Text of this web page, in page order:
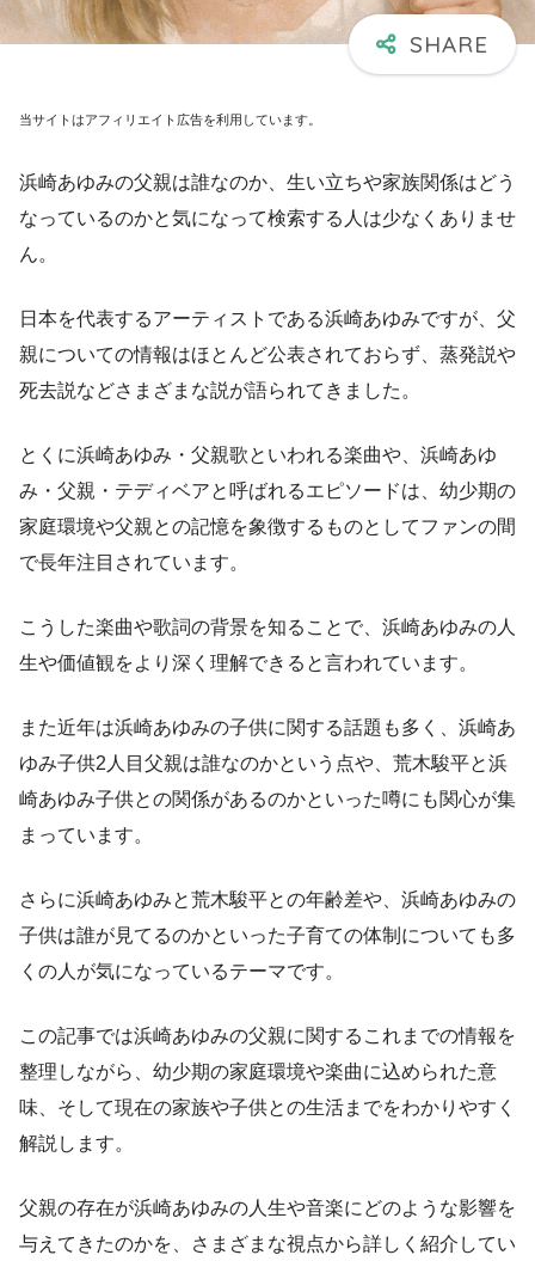
当サイトはアフィリエイト広告を利用しています。
浜崎あゆみの父親は誰なのか、生い立ちや家族関係はどう
なっているのかと気になって検索する人は少なくありませ
ん。
日本を代表するアーティストである浜崎あゆみですが、父
親についての情報はほとんど公表されておらず、蒸発説や
死去説などさまざまな説が語られてきました。
とくに浜崎あゆみ・父親歌といわれる楽曲や、浜崎あゆ
み・父親・テディベアと呼ばれるエピソードは、幼少期の
家庭環境や父親との記憶を象徴するものとしてファンの間
で長年注目されています。
こうした楽曲や歌詞の背景を知ることで、浜崎あゆみの人
生や価値観をより深く理解できると言われています。
また近年は浜崎あゆみの子供に関する話題も多く、浜崎あ
ゆみ子供2人目父親は誰なのかという点や、荒木駿平と浜
崎あゆみ子供との関係があるのかといった噂にも関心が集
まっています。
さらに浜崎あゆみと荒木駿平との年齢差や、浜崎あゆみの
子供は誰が見てるのかといった子育ての体制についても多
くの人が気になっているテーマです。
この記事では浜崎あゆみの父親に関するこれまでの情報を
整理しながら、幼少期の家庭環境や楽曲に込められた意
味、そして現在の家族や子供との生活までをわかりやすく
解説します。
父親の存在が浜崎あゆみの人生や音楽にどのような影響を
与えてきたのかを、さまざまな視点から詳しく紹介してい